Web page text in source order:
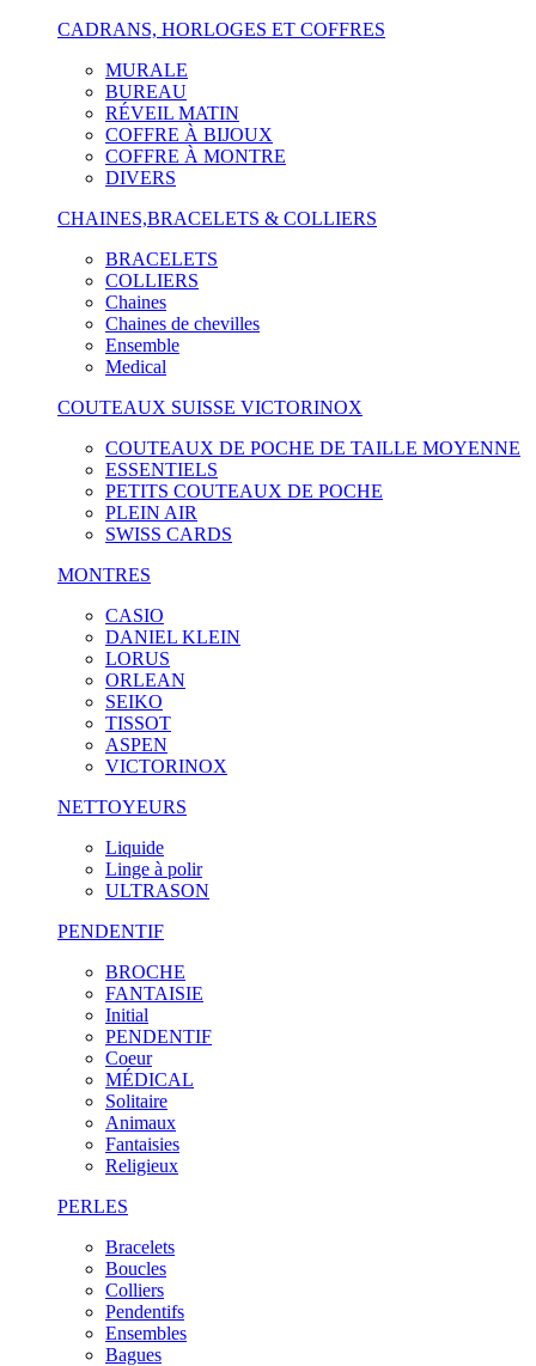
CADRANS, HORLOGES ET COFFRES
MURALE
BUREAU
RÉVEIL MATIN
COFFRE À BIJOUX
COFFRE À MONTRE
DIVERS
CHAINES,BRACELETS & COLLIERS
BRACELETS
COLLIERS
Chaines
Chaines de chevilles
Ensemble
Medical
COUTEAUX SUISSE VICTORINOX
COUTEAUX DE POCHE DE TAILLE MOYENNE
ESSENTIELS
PETITS COUTEAUX DE POCHE
PLEIN AIR
SWISS CARDS
MONTRES
CASIO
DANIEL KLEIN
LORUS
ORLEAN
SEIKO
TISSOT
ASPEN
VICTORINOX
NETTOYEURS
Liquide
Linge à polir
ULTRASON
PENDENTIF
BROCHE
FANTAISIE
Initial
PENDENTIF
Coeur
MÉDICAL
Solitaire
Animaux
Fantaisies
Religieux
PERLES
Bracelets
Boucles
Colliers
Pendentifs
Ensembles
Bagues